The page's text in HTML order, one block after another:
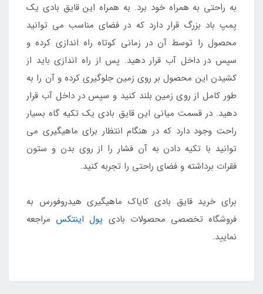
به راحتی به همراه خود برد. به همراه این قایق بادی یک
پمپ باد بزرگ قرار دارد که در فضای مناسب می توانید
محصول را توسط آن در زمانی کوتاه راه اندازی کرده و
سپس در داخل آب قرار دهید. پس از راه اندازی باید از
کشیدن این محصول بر روی زمین جلوگیری کرده و آن را به
طور کامل از روی زمین بلند کنید و سپس در داخل آب قرار
دهید. در قسمت میانی این قایق بادی یک تکیه گاه بسیار
راحت وجود دارد که در هنگام انتظار برای ماهیگیری می
توانید با تکیه دادن به آن فشار را از روی بدن و ستون
فقرات برداشته و فضای راحتی را تجربه کنید.
برای خرید قایق بادی کایاک ماهیگیری هیدروفورس به
فروشگاه تخصصی محصولات بادی پول اینتکس مراجعه
نمایید.